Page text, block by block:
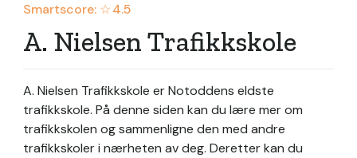
Smartscore: ☆4.5
A. Nielsen Trafikkskole
A. Nielsen Trafikkskole er Notoddens eldste
trafikkskole. På denne siden kan du lære mer om
trafikkskolen og sammenligne den med andre
trafikkskoler i nærheten av deg. Deretter kan du